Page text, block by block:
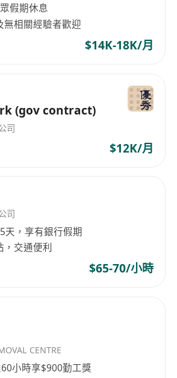
假期休息
無相關經驗者歡迎
$14K-18K/月
(gov contract)
司
$12K/月
司
天，享有銀行假期
，交通便利
$65-70/小時
CENTRE
小時享$900勤工獎